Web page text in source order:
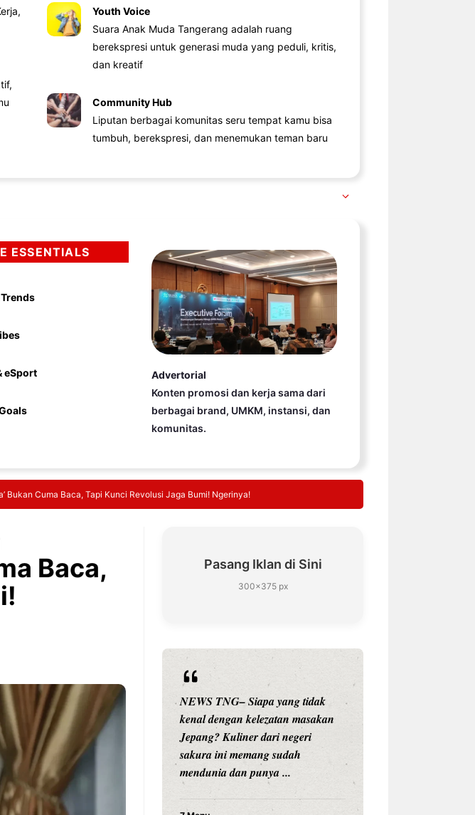
Youth Voice
Suara Anak Muda Tangerang adalah ruang
berekspresi untuk generasi muda yang peduli, kritis,
dan kreatif
Community Hub
Liputan berbagai komunitas seru tempat kamu bisa
tumbuh, berekspresi, dan menemukan teman baru
ESSENTIALS
Trends
eSport
Advertorial
Konten promosi dan kerja sama dari
berbagai brand, UMKM, instansi, dan
komunitas.
Bukan Cuma Baca, Tapi Kunci Revolusi Jaga Bumi! Ngerinya!
Baca,
Pasang Iklan di Sini
300×375 px
TNG– Pernah gak sih
mulai ngerjain sesuatu cuma
iseng, eh ternyata malah
bisnis yang
...
NEWS TNG– Siapa yang tidak
kenal dengan kelezatan masakan
Jepang? Kuliner dari negeri
sakura ini memang sudah
mendunia dan punya ...